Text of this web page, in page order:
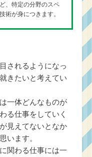
、特定の分野のスペ
術が身につきます。
されるようになっ
きたいと考えてい
一体どんなものが
る仕事をしていく
見えてないとなか
います。
関わる仕事には一